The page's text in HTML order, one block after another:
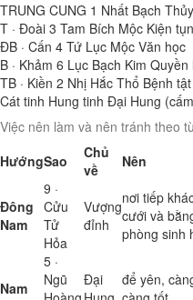
TRUNG CUNG 1 Nhất Bạch Thủy
T · Đoài 3 Tam Bích Mộc Kiện
ĐB · Cấn 4 Tứ Lục Mộc Văn học
B · Khảm 6 Lục Bạch Kim Quyền
TB · Kiền 2 Nhị Hắc Thổ Bệnh tật
Cát tinh Hung tinh Đại Hung
Việc nên làm và nên tránh theo
HướngSao
Chủ
về
Nên
Đông
Nam
9 ·
Cửu
Tử
Hỏa
Vượng
đỉnh
nơi tiếp
cưới và
phòng sinh
Nam
5 ·
Ngũ
Đại
để yên,